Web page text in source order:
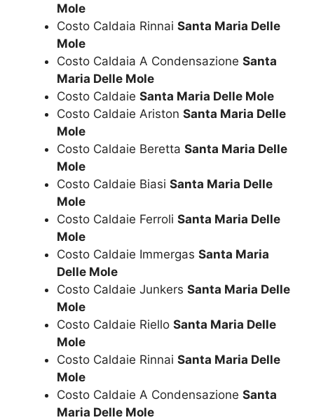
Mole
Costo Caldaia Rinnai Santa Maria Delle
Mole
Costo Caldaia A Condensazione Santa
Maria Delle Mole
Costo Caldaie Santa Maria Delle Mole
Costo Caldaie Ariston Santa Maria Delle
Mole
Costo Caldaie Beretta Santa Maria Delle
Mole
Costo Caldaie Biasi Santa Maria Delle
Mole
Costo Caldaie Ferroli Santa Maria Delle
Mole
Costo Caldaie Immergas Santa Maria
Delle Mole
Costo Caldaie Junkers Santa Maria Delle
Mole
Costo Caldaie Riello Santa Maria Delle
Mole
Costo Caldaie Rinnai Santa Maria Delle
Mole
Costo Caldaie A Condensazione Santa
Maria Delle Mole